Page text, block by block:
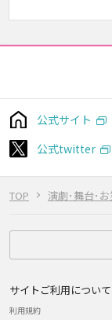
TOP 演劇･舞台･お
公式サイト
公式twitter
サイトご利用について
利用規約